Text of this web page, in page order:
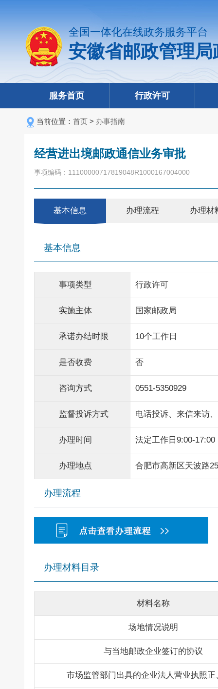
全国一体化在线政务服务平台
安徽省邮政管理
服务首页 行政许可
当前位置： 首页 > 办事指南
经营进出境邮政通信业务审批
事项编码：11100000717819048R1000167004000
基本信息 办理流程 办理材
基本信息
事项类型 行政许可
实施主体 国家邮政局
承诺办结时限 10个工作日
是否收费 否
咨询方式 0551-5350929
监督投诉方式 电话投诉、来信来访
办理时间 法定工作日9:00-17:00
办理地点 合肥市高新区天波路
办理流程
办理材料目录
材料名称
场地情况说明
与当地邮政企业签订的协议
市场监管部门出具的企业法人营业执照正